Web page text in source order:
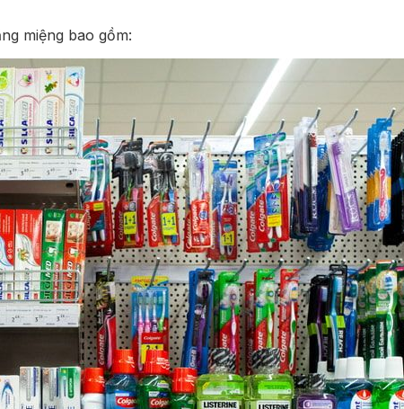
miệng bao gồm: